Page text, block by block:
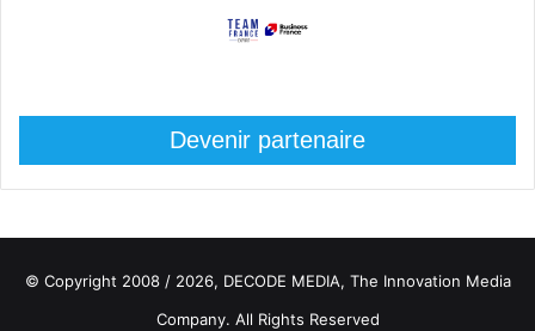
Devenir partenaire
© Copyright 2008 / 2026, DECODE MEDIA, The Innovation Media
Company. All Rights Reserved